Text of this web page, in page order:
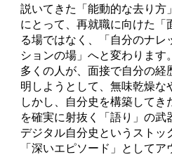
説いてきた「能動的な去り方
にとって、再就職に向けた「
る場ではなく、「自分のナレ
ションの場」へと変わります。
多くの人が、面接で自分の経
明しようとして、無味乾燥な
しかし、自分史を構築して
を確実に射抜く「語り」の武
デジタル自分史というストッ
「深いエピソード」として